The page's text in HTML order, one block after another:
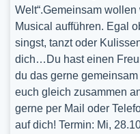
Welt“.Gemeinsam
Musical aufführen. Egal
singst, tanzt oder
dich…Du hast einen
du das gerne
euch gleich zusammen
gerne per Mail oder
auf dich! Termin: Mi,